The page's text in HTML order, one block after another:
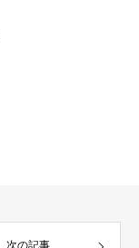
次の記事